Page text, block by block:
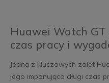
Huawei Watch GT
czas pracy i
Jedną z kluczowych zalet
jego imponująco długi czas